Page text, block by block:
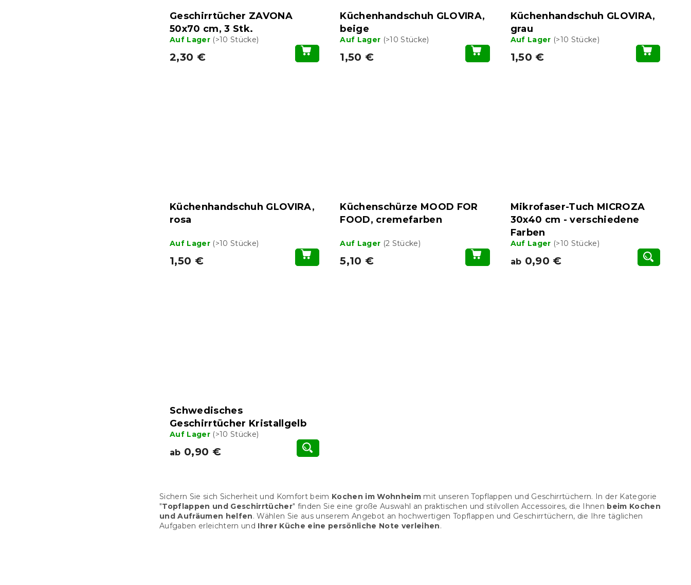
Geschirrtücher ZAVONA
50x70 cm, 3 Stk.
Auf Lager (>10 Stücke)
2,30 €
Küchenhandschuh GLOVIRA,
beige
Auf Lager (>10 Stücke)
1,50 €
Küchenhandschuh GLOVIRA,
grau
Auf Lager (>10 Stücke)
1,50 €
Küchenhandschuh GLOVIRA,
rosa
Auf Lager (>10 Stücke)
1,50 €
Küchenschürze MOOD FOR
FOOD, cremefarben
Auf Lager (2 Stücke)
5,10 €
Mikrofaser-Tuch MICROZA
30x40 cm - verschiedene
Farben
Auf Lager (>10 Stücke)
ab 0,90 €
Schwedisches
Geschirrtücher Kristallgelb
Auf Lager (>10 Stücke)
ab 0,90 €
e
u
e
r
Sichern Sie sich Sicherheit und Komfort beim Kochen im Wohnheim mit unseren Topflappen und Geschirrtüchern. In der Kategorie
"Topflappen und Geschirrtücher" finden Sie eine große Auswahl an praktischen und stilvollen Accessoires, die Ihnen beim Kochen
und Aufräumen helfen. Wählen Sie aus unserem Angebot an hochwertigen Topflappen und Geschirrtüchern, die Ihre täglichen
Aufgaben erleichtern und Ihrer Küche eine persönliche Note verleihen.